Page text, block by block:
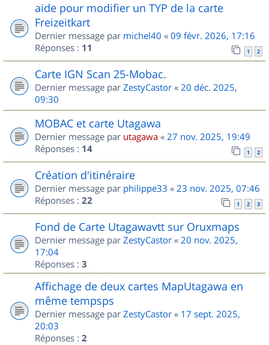
aide pour modifier un TYP de la carte
Freizeitkart
Dernier message par michel40 « 09 févr. 2026, 17:16
Réponses : 11 1 2
Carte IGN Scan 25-Mobac.
Dernier message par ZestyCastor « 20 déc. 2025,
09:30
MOBAC et carte Utagawa
Dernier message par utagawa « 27 nov. 2025, 19:49
Réponses : 14 1 2
Création d'itinéraire
Dernier message par philippe33 « 23 nov. 2025, 07:46
Réponses : 22 1 2 3
Fond de Carte Utagawavtt sur Oruxmaps
Dernier message par ZestyCastor « 20 nov. 2025,
17:04
Réponses : 3
Affichage de deux cartes MapUtagawa en
même tempsps
Dernier message par ZestyCastor « 17 sept. 2025,
20:03
Réponses : 2